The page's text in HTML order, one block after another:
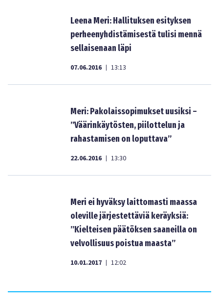
Leena Meri: Hallituksen esityksen
perheenyhdistämisestä tulisi mennä
sellaisenaan läpi
07.06.2016 | 13:13
Meri: Pakolaissopimukset uusiksi –
”Väärinkäytösten, piilottelun ja
rahastamisen on loputtava”
22.06.2016 | 13:30
Meri ei hyväksy laittomasti maassa
oleville järjestettäviä keräyksiä:
”Kielteisen päätöksen saaneilla on
velvollisuus poistua maasta”
10.01.2017 | 12:02